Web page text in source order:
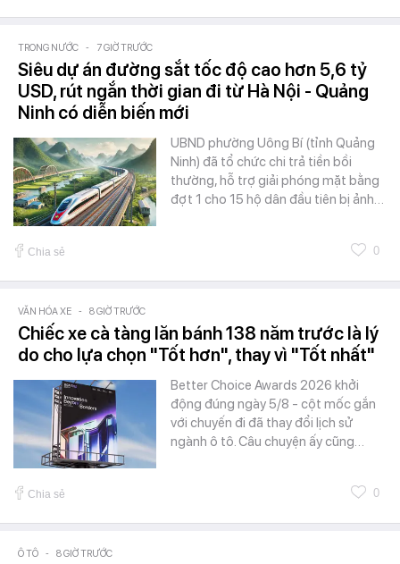
TRONG NƯỚC - 7 GIỜ TRƯỚC
Siêu dự án đường sắt tốc độ cao hơn 5,6 tỷ
USD, rút ngắn thời gian đi từ Hà Nội - Quảng
Ninh có diễn biến mới
UBND phường Uông Bí (tỉnh Quảng
Ninh) đã tổ chức chi trả tiền bồi
thường, hỗ trợ giải phóng mặt bằng
đợt 1 cho 15 hộ dân đầu tiên bị ảnh…
Chia sẻ 0
VĂN HÓA XE - 8 GIỜ TRƯỚC
Chiếc xe cà tàng lăn bánh 138 năm trước là lý
do cho lựa chọn "Tốt hơn", thay vì "Tốt nhất"
Better Choice Awards 2026 khởi
động đúng ngày 5/8 - cột mốc gắn
với chuyến đi đã thay đổi lịch sử
ngành ô tô. Câu chuyện ấy cũng…
Chia sẻ 0
Ô TÔ - 8 GIỜ TRƯỚC